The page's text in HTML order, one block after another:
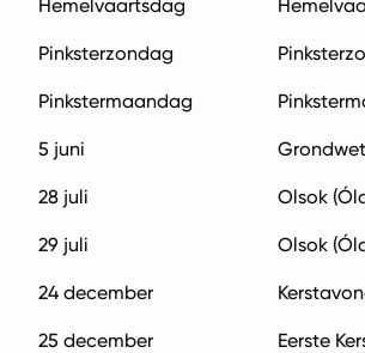
Hemelvaartsdag
Pinksterzondag
Pinkstermaandag
5 juni
28 juli Olsok
29 juli Olsok
24 december
25 december Eerste